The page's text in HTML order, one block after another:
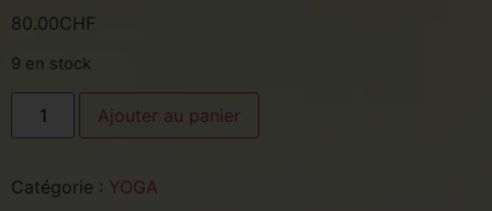
80.00CHF
9 en stock
Ajouter au panier
Catégorie : YOGA